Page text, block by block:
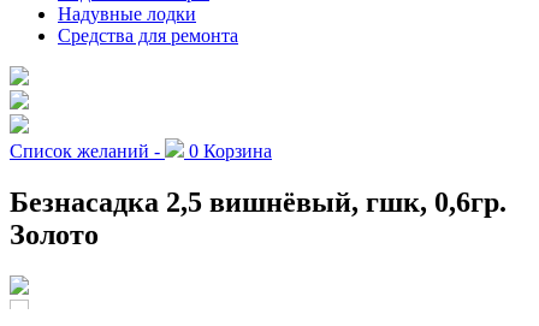
Надувные лодки
Средства для ремонта
Список желаний - 0 Корзина
Безнасадка 2,5 вишнёвый, гшк, 0,6гр.
Золото